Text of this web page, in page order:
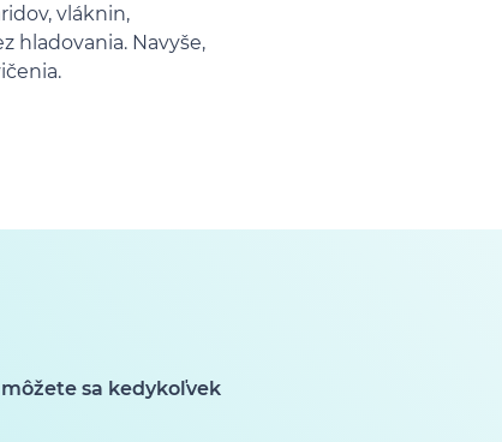
vláknin,
hladovania. Navyše,
sa kedykoľvek